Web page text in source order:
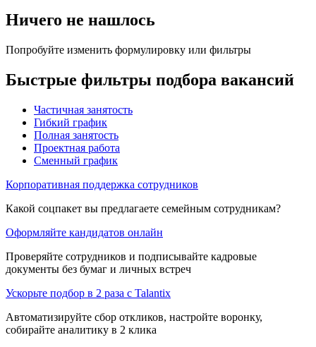
Ничего не нашлось
Попробуйте изменить формулировку или фильтры
Быстрые фильтры подбора вакансий
Частичная занятость
Гибкий график
Полная занятость
Проектная работа
Сменный график
Корпоративная поддержка сотрудников
Какой соцпакет вы предлагаете семейным сотрудникам?
Оформляйте кандидатов онлайн
Проверяйте сотрудников и подписывайте кадровые
документы без бумаг и личных встреч
Ускорьте подбор в 2 раза с Talantix
Автоматизируйте сбор откликов, настройте воронку,
собирайте аналитику в 2 клика